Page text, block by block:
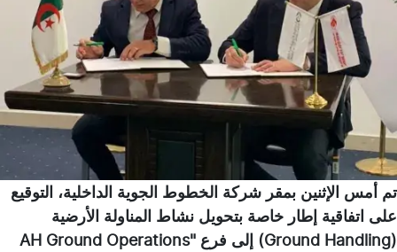
تم أمس الإثنين بمقر شركة الخطوط الجوية الداخلية، التوقيع
على اتفاقية إطار خاصة بتحويل نشاط المناولة الأرضية
(Ground Handling) إلى فرع AH Ground Operations"